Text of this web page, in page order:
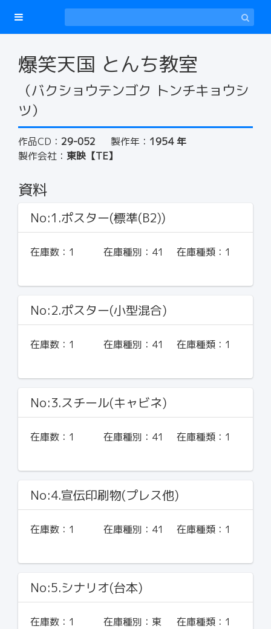
爆笑天国 とんち教室
（バクショウテンゴク トンチキョウシ
ツ）
作品CD： 29-052 製作年： 1954 年
製作会社： 東映【TE】
資料
No:1.ポスター(標準(B2))
在庫数： 1 在庫種別： 41 在庫種類： 1
No:2.ポスター(小型混合)
在庫数： 1 在庫種別： 41 在庫種類： 1
No:3.スチール(キャビネ)
在庫数： 1 在庫種別： 41 在庫種類： 1
No:4.宣伝印刷物(プレス他)
在庫数： 1 在庫種別： 41 在庫種類： 1
No:5.シナリオ(台本)
在庫数： 1 在庫種別： 東
在庫種類： 1